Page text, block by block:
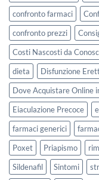
confronto farmaci
confronto prezzi
Costi Nascosti da
dieta
Disfunzione
Dove Acquistare Online
Eiaculazione Precoce
farmaci generici
Poxet
Priapismo
Sildenafil
Sintomi